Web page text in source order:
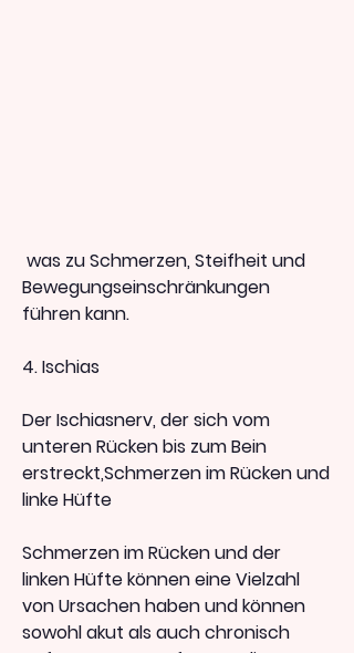
Bewegungseinschränkungen
führen kann.
4. Ischias
Der Ischiasnerv, der sich vom
unteren Rücken bis zum Bein
erstreckt,Schmerzen im Rücken und
linke Hüfte
Schmerzen im Rücken und der
linken Hüfte können eine Vielzahl
von Ursachen haben und können
sowohl akut als auch chronisch